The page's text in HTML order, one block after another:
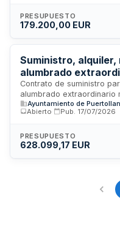
marcha y asistencia
fase de la implantación
Metropolitana de
conectividad de las
infraestructura de
PRESUPUESTO
179.200,00 EUR
Suministro,
alumbrado
municipales
Contrato de suministro
alumbrado extraordinario
mayor eficacia. El
montaje y desmontaje de
septiembre. El
de los materiales, los
Ayuntamiento de
Abierto
Pub. 17/07/2026
PRESUPUESTO
628.099,17 EUR